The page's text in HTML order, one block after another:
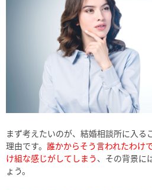
まず考えたいのが、結婚相談所に入る
理由です。 誰かからそう言われたわけ
け組な感じがしてしまう、その背景に
ょう。